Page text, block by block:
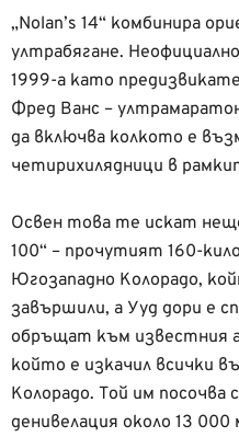
„Nolan’s 14“ комбинира
ултрабягане.
1999-а като
Фред Ванс –
да включва колкото е
четирихилядници в
Освен това те искат
100“ – прочутият 160-
Югозападно Колорадо,
завършили, а Ууд дори е
обръщат към известния
който е изкачил всички
Колорадо. Той им
денивелация около 13